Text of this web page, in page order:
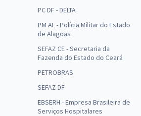
PC DF - DELTA
PM AL - Polícia Militar do Estado
de Alagoas
SEFAZ CE - Secretaria da
Fazenda do Estado do Ceará
PETROBRAS
SEFAZ DF
EBSERH - Empresa Brasileira de
Serviços Hospitalares